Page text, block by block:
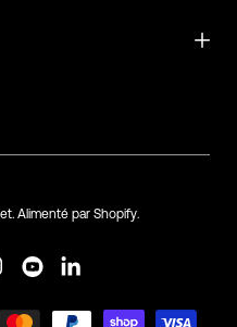
. Alimenté par Shopify.